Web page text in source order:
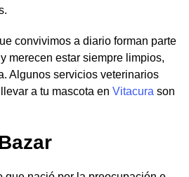
convivimos a diario forman parte
merecen estar siempre limpios,
Algunos servicios veterinarios
a tu mascota en Vitacura son